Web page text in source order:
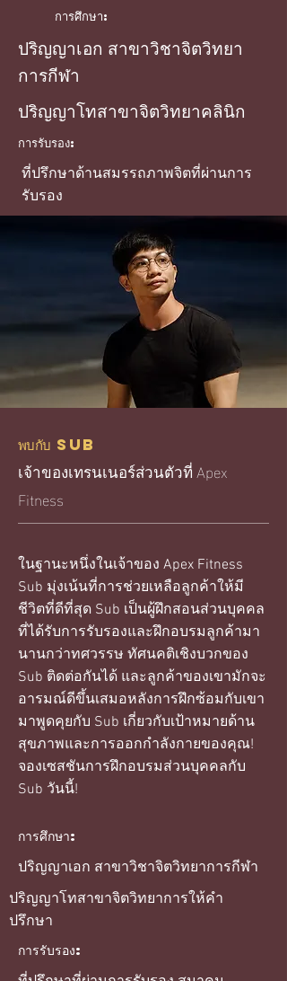
การศึกษา:
ปริญญาเอก สาขาวิชาจิตวิทยา
การกีฬา
ปริญญาโทสาขาจิตวิทยาคลินิก
การรับรอง:
ที่ปรึกษาด้านสมรรถภาพจิตที่ผ่านการ
รับรอง
พบกับ Sub
เจ้าของเทรนเนอร์ส่วนตัวที่ Apex
Fitness
ในฐานะหนึ่งในเจ้าของ Apex Fitness
Sub มุ่งเน้นที่การช่วยเหลือลูกค้าให้มี
ชีวิตที่ดีที่สุด Sub เป็นผู้ฝึกสอนส่วนบุคคล
ที่ได้รับการรับรองและฝึกอบรมลูกค้ามา
นานกว่าทศวรรษ ทัศนคติเชิงบวกของ
Sub ติดต่อกันได้ และลูกค้าของเขามักจะ
อารมณ์ดีขึ้นเสมอหลังการฝึกซ้อมกับเขา
มาพูดคุยกับ Sub เกี่ยวกับเป้าหมายด้าน
สุขภาพและการออกกำลังกายของคุณ!
จองเซสชันการฝึกอบรมส่วนบุคคลกับ
Sub วันนี้!
การศึกษา:
ปริญญาเอก สาขาวิชาจิตวิทยาการกีฬา
ปริญญาโทสาขาจิตวิทยาการให้คำ
ปรึกษา
การรับรอง: